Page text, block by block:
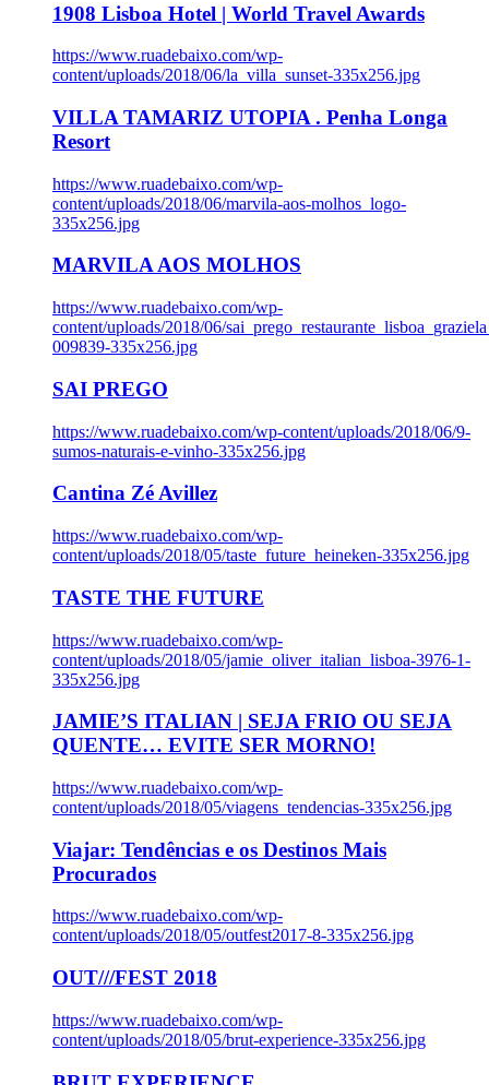
1908 Lisboa Hotel | World Travel Awards
https://www.ruadebaixo.com/wp-
content/uploads/2018/06/la_villa_sunset-335x256.jpg
VILLA TAMARIZ UTOPIA . Penha Longa
Resort
https://www.ruadebaixo.com/wp-
content/uploads/2018/06/marvila-aos-molhos_logo-
335x256.jpg
MARVILA AOS MOLHOS
https://www.ruadebaixo.com/wp-
content/uploads/2018/06/
009839-335x256.jpg
SAI PREGO
https://www.ruadebaixo.com/wp-content/uploads/2018/06/9-
sumos-naturais-e-vinho-335x256.jpg
Cantina Zé Avillez
https://www.ruadebaixo.com/wp-
content/uploads/2018/05/taste_future_heineken-335x256.jpg
TASTE THE FUTURE
https://www.ruadebaixo.com/wp-
content/uploads/2018/05/jamie_oliver_italian_lisboa-3976-1-
335x256.jpg
JAMIE’S ITALIAN | SEJA FRIO OU SEJA
QUENTE… EVITE SER MORNO!
https://www.ruadebaixo.com/wp-
content/uploads/2018/05/viagens_tendencias-335x256.jpg
Viajar: Tendências e os Destinos Mais
Procurados
https://www.ruadebaixo.com/wp-
content/uploads/2018/05/outfest2017-8-335x256.jpg
OUT///FEST 2018
https://www.ruadebaixo.com/wp-
content/uploads/2018/05/brut-experience-335x256.jpg